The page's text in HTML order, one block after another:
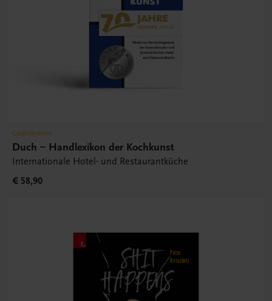
Gastronomie
Duch – Handlexikon der Kochkunst
Internationale Hotel- und Restaurantküche
€ 58,90